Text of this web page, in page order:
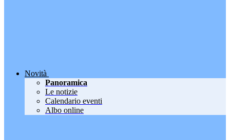
Novità
Panoramica
Le notizie
Calendario eventi
Albo online